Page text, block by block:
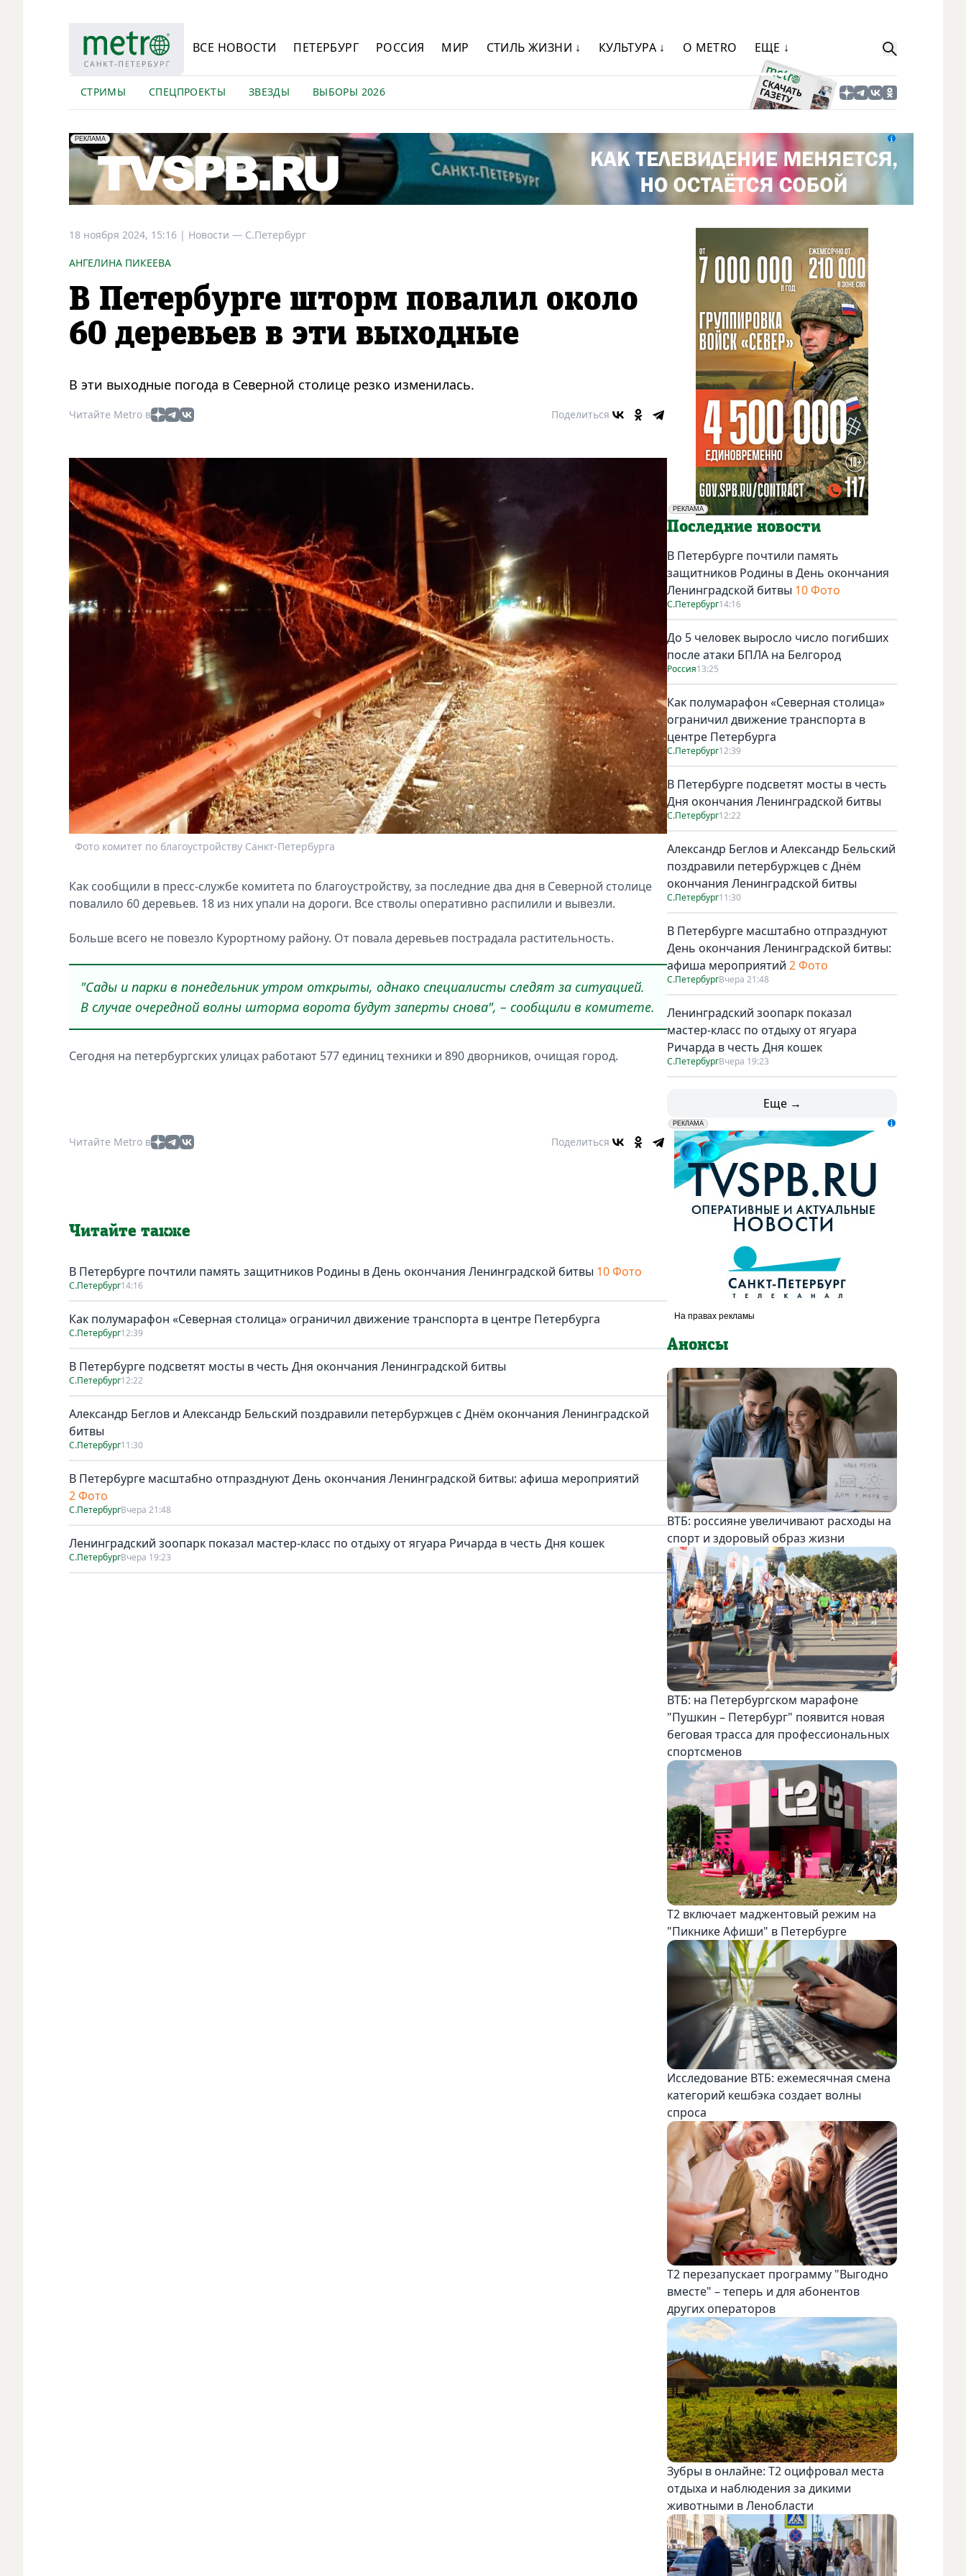
ВСЕ НОВОСТИ ПЕТЕРБУРГ РОССИЯ МИР СТИЛЬ ЖИЗНИ ↓ КУЛЬТУРА ↓ О METRO ЕЩЕ ↓
СТРИМЫ СПЕЦПРОЕКТЫ ЗВЕЗДЫ ВЫБОРЫ 2026
erid: LdtCK5Efv
РЕКЛАМА
АО "ГАТР", ИНН: 7841320717
18 ноября 2024, 15:16 | Новости — С.Петербург
АНГЕЛИНА ПИКЕЕВА
В Петербурге шторм повалил около
60 деревьев в эти выходные
В эти выходные погода в Северной столице резко изменилась.
Читайте Metro в Поделиться
Фото комитет по благоустройству Санкт-Петербурга
Как сообщили в пресс-службе комитета по благоустройству, за последние два дня в Северной столице
повалило 60 деревьев. 18 из них упали на дороги. Все стволы оперативно распилили и вывезли.
Больше всего не повезло Курортному району. От повала деревьев пострадала растительность.
"Сады и парки в понедельник утром открыты, однако специалисты следят за ситуацией.
В случае очередной волны шторма ворота будут заперты снова", – сообщили в комитете.
Сегодня на петербургских улицах работают 577 единиц техники и 890 дворников, очищая город.
Читайте Metro в Поделиться
Читайте также
В Петербурге почтили память защитников Родины в День окончания Ленинградской битвы 10 Фото
С.Петербург14:16
Как полумарафон «Северная столица» ограничил движение транспорта в центре Петербурга
С.Петербург12:39
В Петербурге подсветят мосты в честь Дня окончания Ленинградской битвы
С.Петербург12:22
Александр Беглов и Александр Бельский поздравили петербуржцев с Днём окончания Ленинградской
битвы
С.Петербург11:30
В Петербурге масштабно отпразднуют День окончания Ленинградской битвы: афиша мероприятий
2 Фото
С.ПетербургВчера 21:48
Ленинградский зоопарк показал мастер-класс по отдыху от ягуара Ричарда в честь Дня кошек
С.ПетербургВчера 19:23
РЕКЛАМА
Социальная реклама
Последние новости
В Петербурге почтили память
защитников Родины в День окончания
Ленинградской битвы 10 Фото
С.Петербург14:16
До 5 человек выросло число погибших
после атаки БПЛА на Белгород
Россия13:25
Как полумарафон «Северная столица»
ограничил движение транспорта в
центре Петербурга
С.Петербург12:39
В Петербурге подсветят мосты в честь
Дня окончания Ленинградской битвы
С.Петербург12:22
Александр Беглов и Александр Бельский
поздравили петербуржцев с Днём
окончания Ленинградской битвы
С.Петербург11:30
В Петербурге масштабно отпразднуют
День окончания Ленинградской битвы:
афиша мероприятий 2 Фото
С.ПетербургВчера 21:48
Ленинградский зоопарк показал
мастер-класс по отдыху от ягуара
Ричарда в честь Дня кошек
С.ПетербургВчера 19:23
Еще →
erid: LdtCK5udn
РЕКЛАМА
АО "ГАТР", ИНН: 7841320717
Анонсы
ВТБ: россияне увеличивают расходы на
спорт и здоровый образ жизни
ВТБ: на Петербургском марафоне
"Пушкин – Петербург" появится новая
беговая трасса для профессиональных
спортсменов
Т2 включает маджентовый режим на
"Пикнике Афиши" в Петербурге
Исследование ВТБ: ежемесячная смена
категорий кешбэка создает волны
спроса
Т2 перезапускает программу "Выгодно
вместе" – теперь и для абонентов
других операторов
Зубры в онлайне: Т2 оцифровал места
отдыха и наблюдения за дикими
животными в Ленобласти